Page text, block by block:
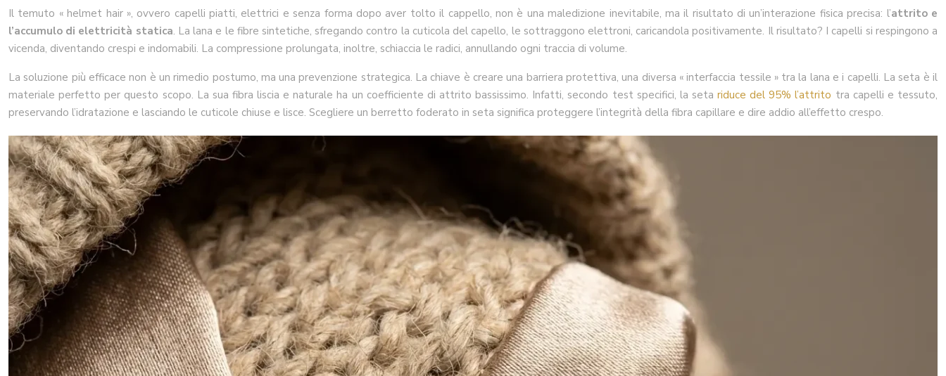
Il temuto « helmet hair », ovvero capelli piatti, elettrici e senza forma dopo aver tolto il cappello, non è una maledizione inevitabile, ma il risultato di un’interazione fisica precisa: l’attrito e
l’accumulo di elettricità statica. La lana e le fibre sintetiche, sfregando contro la cuticola del capello, le sottraggono elettroni, caricandola positivamente. Il risultato? I capelli si respingono a
vicenda, diventando crespi e indomabili. La compressione prolungata, inoltre, schiaccia le radici, annullando ogni traccia di volume.
La soluzione più efficace non è un rimedio postumo, ma una prevenzione strategica. La chiave è creare una barriera protettiva, una diversa « interfaccia tessile » tra la lana e i capelli. La seta è il
materiale perfetto per questo scopo. La sua fibra liscia e naturale ha un coefficiente di attrito bassissimo. Infatti, secondo test specifici, la setariduce del 95% l’attrito tra capelli e tessuto,
preservando l’idratazione e lasciando le cuticole chiuse e lisce. Scegliere un berretto foderato in seta significa proteggere l’integrità della fibra capillare e dire addio all’effetto crespo.